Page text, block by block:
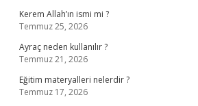
Kerem Allah’ın ismi mi ?
Temmuz 25, 2026
Ayraç neden kullanılır ?
Temmuz 21, 2026
Eğitim materyalleri nelerdir ?
Temmuz 17, 2026